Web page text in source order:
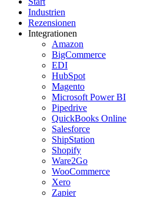
Industrien
Rezensionen
Integrationen
Amazon
BigCommerce
EDI
HubSpot
Magento
Microsoft Power BI
Pipedrive
QuickBooks Online
Salesforce
ShipStation
Shopify
Ware2Go
WooCommerce
Xero
Zapier